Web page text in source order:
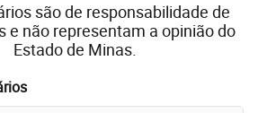
são de responsabilidade de
e não representam a opinião do
Estado de Minas.